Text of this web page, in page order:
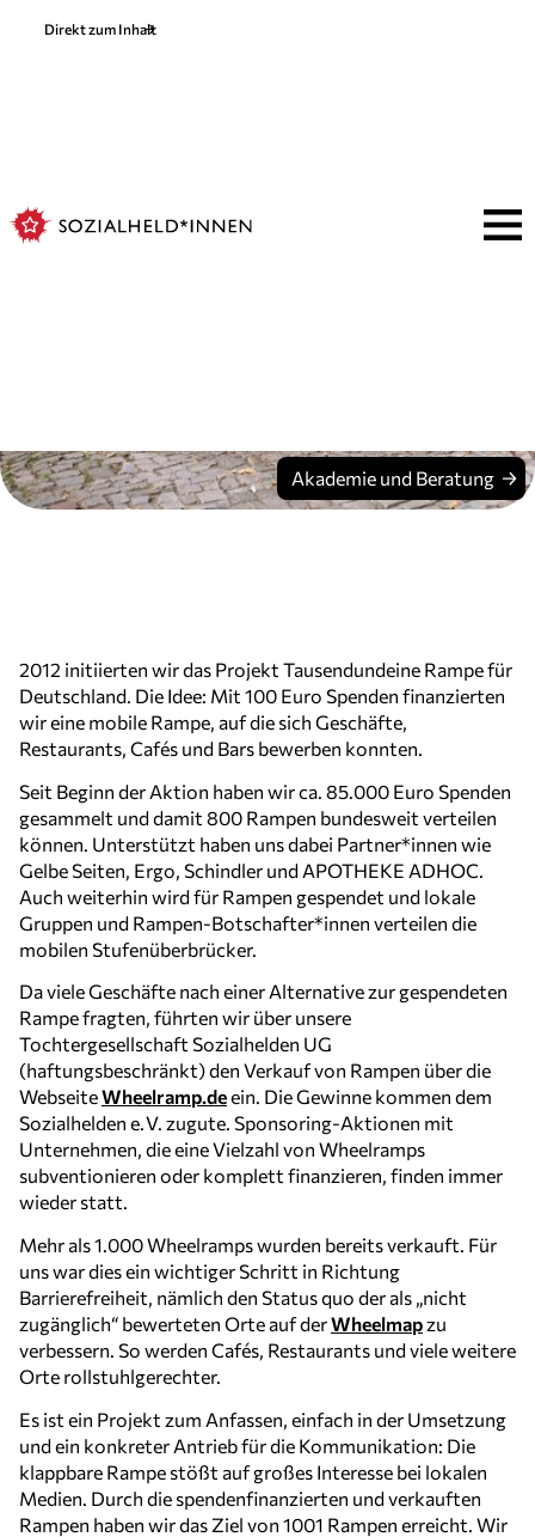
Direkt zum Inhalt
Akademie und Beratung
2012 initiierten wir das Projekt Tausendundeine Rampe für
Deutschland. Die Idee: Mit 100 Euro Spenden finanzierten
wir eine mobile Rampe, auf die sich Geschäfte,
Restaurants, Cafés und Bars bewerben konnten.
Seit Beginn der Aktion haben wir ca. 85.000 Euro Spenden
gesammelt und damit 800 Rampen bundesweit verteilen
können. Unterstützt haben uns dabei Partner*innen wie
Gelbe Seiten, Ergo, Schindler und APOTHEKE ADHOC.
Auch weiterhin wird für Rampen gespendet und lokale
Gruppen und Rampen-Botschafter*innen verteilen die
mobilen Stufenüberbrücker.
Da viele Geschäfte nach einer Alternative zur gespendeten
Rampe fragten, führten wir über unsere
Tochtergesellschaft Sozialhelden UG
(haftungsbeschränkt) den Verkauf von Rampen über die
WebseiteWheelramp.deein. Die Gewinne kommen dem
Sozialhelden e. V. zugute. Sponsoring-Aktionen mit
Unternehmen, die eine Vielzahl von Wheelramps
subventionieren oder komplett finanzieren, finden immer
wieder statt.
Mehr als 1.000 Wheelramps wurden bereits verkauft. Für
uns war dies ein wichtiger Schritt in Richtung
Barrierefreiheit, nämlich den Status quo der als „nicht
zugänglich“ bewerteten Orte auf derWheelmapzu
verbessern. So werden Cafés, Restaurants und viele weitere
Orte rollstuhlgerechter.
Es ist ein Projekt zum Anfassen, einfach in der Umsetzung
und ein konkreter Antrieb für die Kommunikation: Die
klappbare Rampe stößt auf großes Interesse bei lokalen
Medien. Durch die spendenfinanzierten und verkauften
Rampen haben wir das Ziel von 1001 Rampen erreicht. Wir